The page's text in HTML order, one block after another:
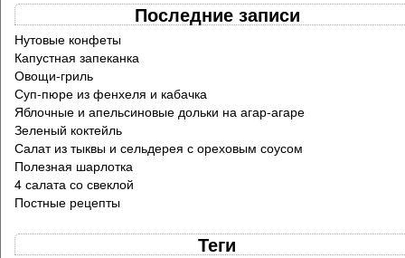
Последние записи
Нутовые конфеты
Капустная запеканка
Овощи-гриль
Суп-пюре из фенхеля и кабачка
Яблочные и апельсиновые дольки на агар-агаре
Зеленый коктейль
Салат из тыквы и сельдерея с ореховым соусом
Полезная шарлотка
4 салата со свеклой
Постные рецепты
Теги